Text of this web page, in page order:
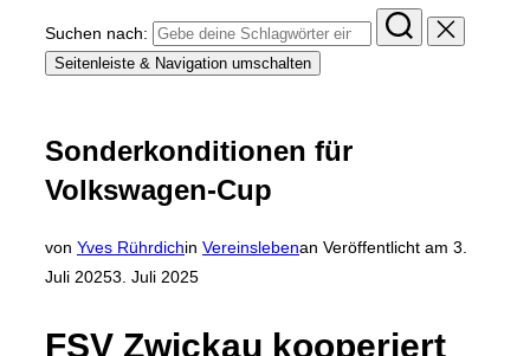
Suchen nach:
Seitenleiste & Navigation umschalten
Sonderkonditionen für
Volkswagen-Cup
von Yves Rührdichin Vereinslebenan Veröffentlicht am 3.
Juli 20253. Juli 2025
FSV Zwickau kooperiert